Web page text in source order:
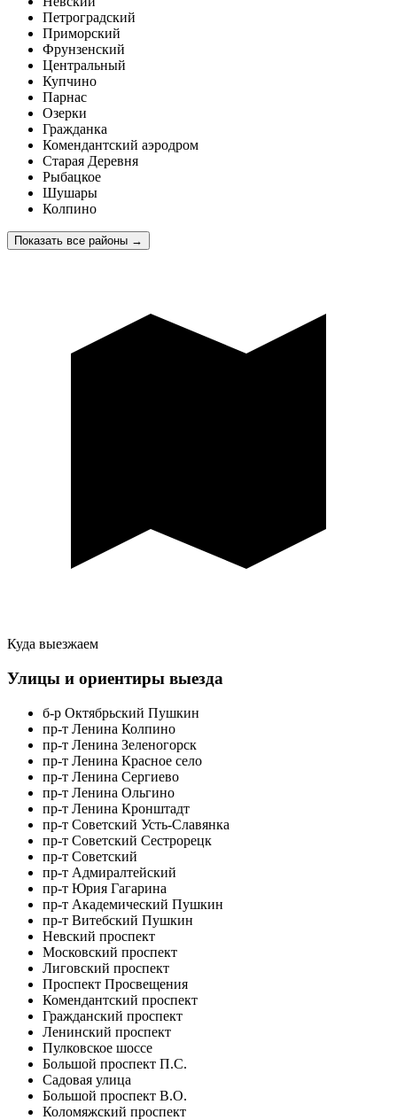
Петроградский
Приморский
Фрунзенский
Центральный
Купчино
Парнас
Озерки
Гражданка
Комендантский аэродром
Старая Деревня
Рыбацкое
Шушары
Колпино
Показать все районы →
Куда выезжаем
Улицы и ориентиры выезда
б-р Октябрьский Пушкин
пр-т Ленина Колпино
пр-т Ленина Зеленогорск
пр-т Ленина Красное село
пр-т Ленина Сергиево
пр-т Ленина Ольгино
пр-т Ленина Кронштадт
пр-т Советский Усть-Славянка
пр-т Советский Сестрорецк
пр-т Советский
пр-т Адмиралтейский
пр-т Юрия Гагарина
пр-т Академический Пушкин
пр-т Витебский Пушкин
Невский проспект
Московский проспект
Лиговский проспект
Проспект Просвещения
Комендантский проспект
Гражданский проспект
Ленинский проспект
Пулковское шоссе
Большой проспект П.С.
Садовая улица
Большой проспект В.О.
Коломяжский проспект